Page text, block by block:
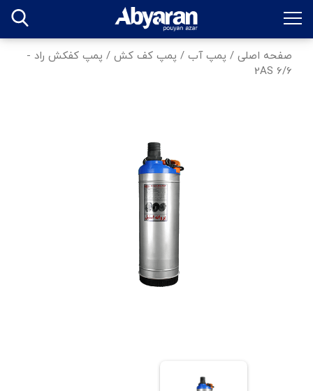
صفحه اصلی / پمپ آب / پمپ کف کش / پمپ کفکش راد -
2AS 6/6